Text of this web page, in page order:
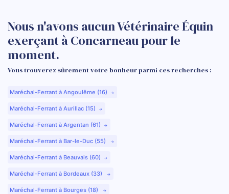
Nous n'avons aucun Vétérinaire Équin
exerçant à Concarneau pour le
moment.
Vous trouverez sûrement votre bonheur parmi ces recherches :
Maréchal-Ferrant à Angoulême (16)
Maréchal-Ferrant à Aurillac (15)
Maréchal-Ferrant à Argentan (61)
Maréchal-Ferrant à Bar-le-Duc (55)
Maréchal-Ferrant à Beauvais (60)
Maréchal-Ferrant à Bordeaux (33)
Maréchal-Ferrant à Bourges (18)